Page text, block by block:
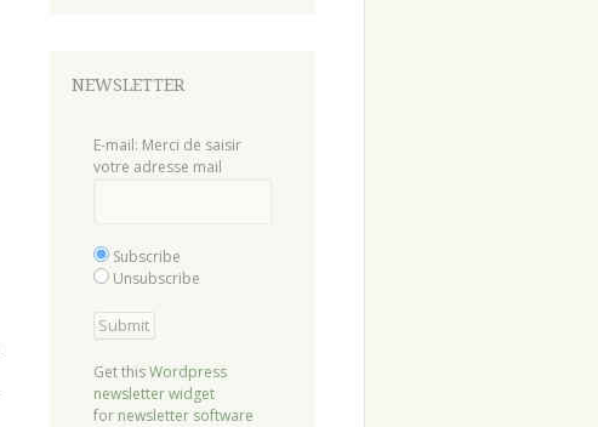
NEWSLETTER
E-mail: Merci de saisir
votre adresse mail
Subscribe
Unsubscribe
Get thisWordpress
newsletter widget
for newsletter software